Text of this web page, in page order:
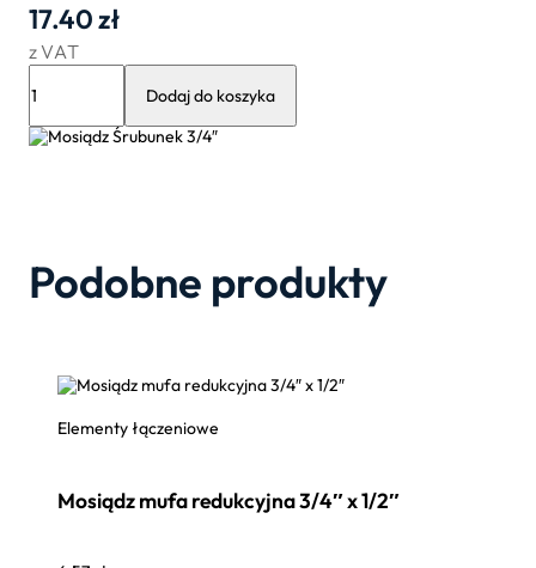
17.40zł
z VAT
Mosiądz
3/4″
Dodaj do koszyka
Podobne produkty
Elementy łączeniowe
Mosiądz mufa redukcyjna 3/4″ x 1/2″